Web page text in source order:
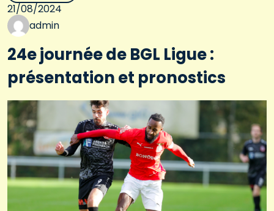
21/08/2024
admin
24e journée de BGL Ligue :
présentation et pronostics